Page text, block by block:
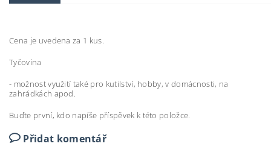
Cena je uvedena za 1 kus.
Tyčovina
- možnost využití také pro kutilství, hobby, v domácnosti, na
zahrádkách apod.
Buďte první, kdo napíše příspěvek k této položce.
Přidat komentář